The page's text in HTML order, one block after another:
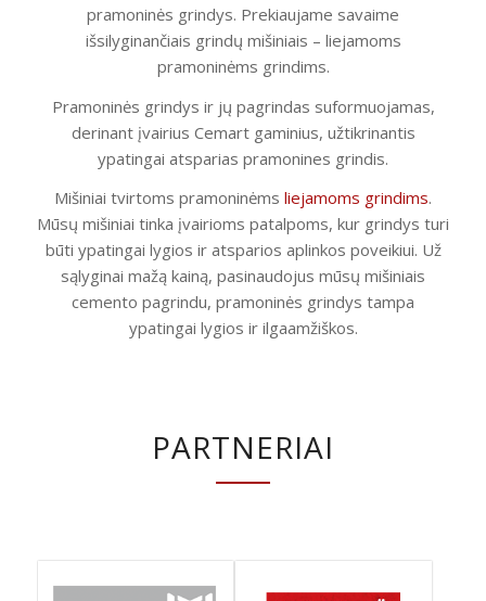
pramoninės grindys. Prekiaujame savaime
išsilyginančiais grindų mišiniais – liejamoms
pramoninėms grindims.
Pramoninės grindys ir jų pagrindas suformuojamas,
derinant įvairius Cemart gaminius, užtikrinantis
ypatingai atsparias pramonines grindis.
Mišiniai tvirtoms pramoninėms liejamoms grindims.
Mūsų mišiniai tinka įvairioms patalpoms, kur grindys turi
būti ypatingai lygios ir atsparios aplinkos poveikiui. Už
sąlyginai mažą kainą, pasinaudojus mūsų mišiniais
cemento pagrindu, pramoninės grindys tampa
ypatingai lygios ir ilgaamžiškos.
PARTNERIAI